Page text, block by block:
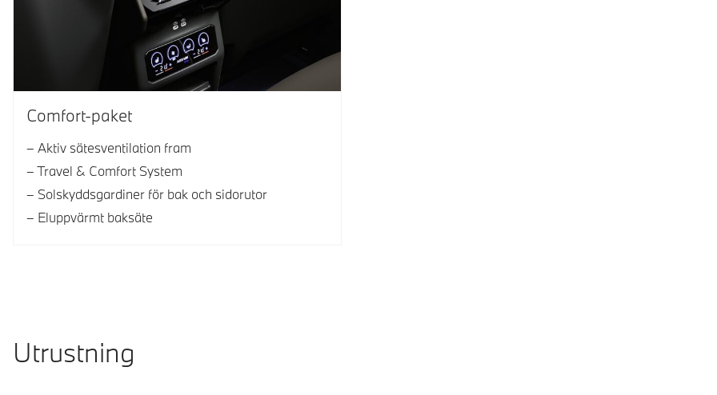
Comfort-paket
Aktiv sätesventilation fram
Travel & Comfort System
Solskyddsgardiner för bak och sidorutor
Eluppvärmt baksäte
Utrustning